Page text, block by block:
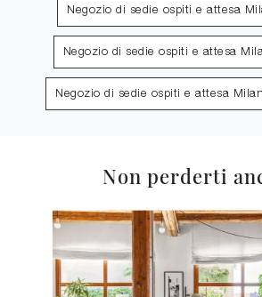
Negozio di sedie ospiti e attesa
Negozio di sedie ospiti e attesa
Negozio di sedie ospiti e attesa
Non perderti